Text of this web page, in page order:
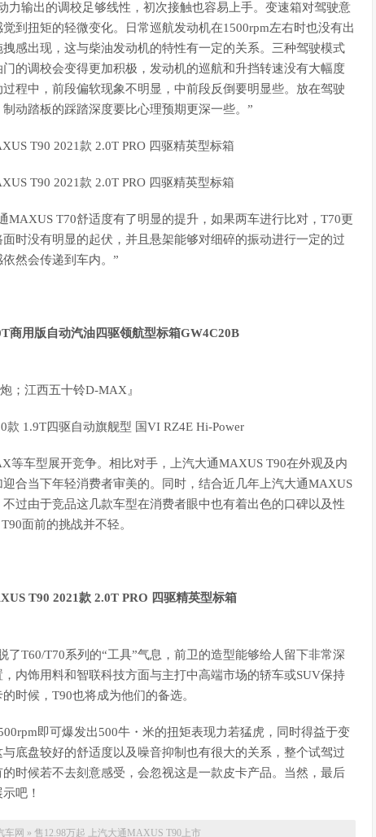
力输出的调校足够线性，初次接触也容易上手。变速箱对驾驶意
到扭矩的轻微变化。日常巡航发动机在1500rpm左右时也没有出
感出现，这与柴油发动机的特性有一定的关系。三种驾驶模式
的调校会变得更加积极，发动机的巡航和升挡转速没有大幅度
程中，前段偏软现象不明显，中前段反倒要明显些。放在驾驶
动踏板的踩踏深度要比心理预期更深一些。”
MAXUS T70舒适度有了明显的提升，如果两车进行比对，T70更
时没有明显的起伏，并且悬架能够对细碎的振动进行一定的过
然会传递到车内。”
炮；江西五十铃D-MAX』
等车型展开竞争。相比对手，上汽大通MAXUS T90在外观及内
合当下年轻消费者审美的。同时，结合近几年上汽大通MAXUS
过由于竞品这几款车型在消费者眼中也有着出色的口碑以及性
面前的挑战并不轻。
了T60/T70系列的“工具”气息，前卫的造型能够给人留下非常深
内饰用料和智联科技方面与主打中高端市场的轿车或SUV保持
时候，T90也将成为他们的备选。
即可爆发出500牛・米的扭矩表现力若猛虎，同时得益于变
底盘较好的舒适度以及噪音抑制也有很大的关系，整个试驾过
时候若不去刻意感受，会忽视这是一款皮卡产品。当然，最后
吧！
车网 » 售12.98万起 上汽大通MAXUS T90上市